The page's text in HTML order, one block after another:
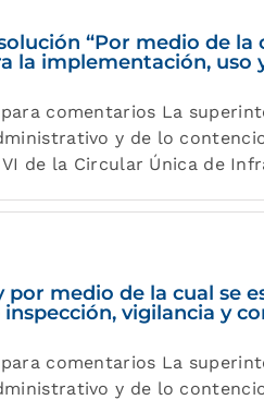
“Por medio de
la implementación,
comentarios La
y de lo
de la Circular Única de
por medio de la cual se
vigilancia y
comentarios La
y de lo